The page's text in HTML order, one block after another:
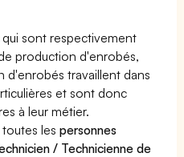
sont respectivement
production d'enrobés,
d'enrobés travaillent dans
et sont donc
à leur métier.
toutes lespersonnes
/ Technicienne de